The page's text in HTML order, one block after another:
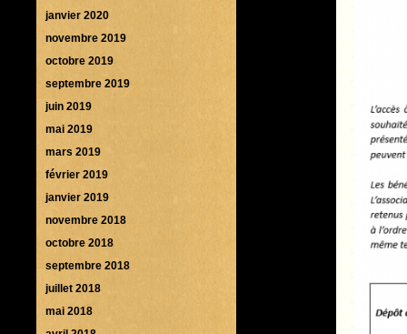
janvier 2020
novembre 2019
octobre 2019
septembre 2019
juin 2019
mai 2019
mars 2019
février 2019
janvier 2019
novembre 2018
octobre 2018
septembre 2018
juillet 2018
mai 2018